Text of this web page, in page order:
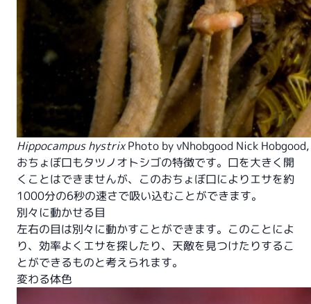
Hippocampus hystrixPhoto by vNhobgood Nick Hobgood,
おちょぼ口もタツノオトシゴの特徴です。口を大きく開
くことはできませんが、このおちょぼ口によりエサを約
1000分の6秒の速さで吸い込むことができます。
別々に動かせる目
左右の目は別々に動かすことができます。このことによ
り、効率よくエサを探したり、天敵を見つけたりするこ
とができるものと考えられます。
変わる体色